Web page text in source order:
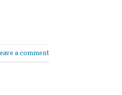
a comment